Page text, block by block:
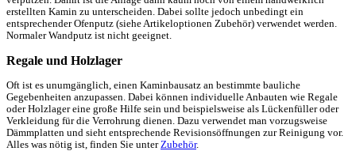
erstellten Kamin zu unterscheiden. Dabei sollte jedoch unbedingt ein
entsprechender Ofenputz (siehe Artikeloptionen Zubehör) verwendet werden.
Normaler Wandputz ist nicht geeignet.
Regale und Holzlager
Oft ist es unumgänglich, einen Kaminbausatz an bestimmte bauliche
Gegebenheiten anzupassen. Dabei können individuelle Anbauten wie Regale
oder Holzlager eine große Hilfe sein und beispielsweise als Lückenfüller oder
Verkleidung für die Verrohrung dienen. Dazu verwendet man vorzugsweise
Dämmplatten und sieht entsprechende Revisionsöffnungen zur Reinigung vor.
Alles was nötig ist, finden Sie unterZubehör.